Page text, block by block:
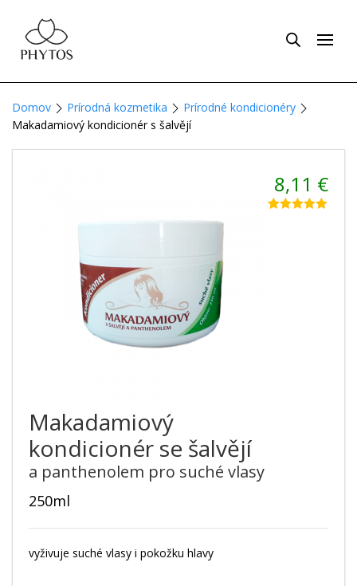
Domov Prírodná kozmetika
Prírodné kondicionéry
Makadamiový kondicionér s šalvějí
Makadamiový
kondicionér se šalvějí
a panthenolem pro suché vlasy
250ml
vyživuje suché vlasy i pokožku hlavy
8,11 €